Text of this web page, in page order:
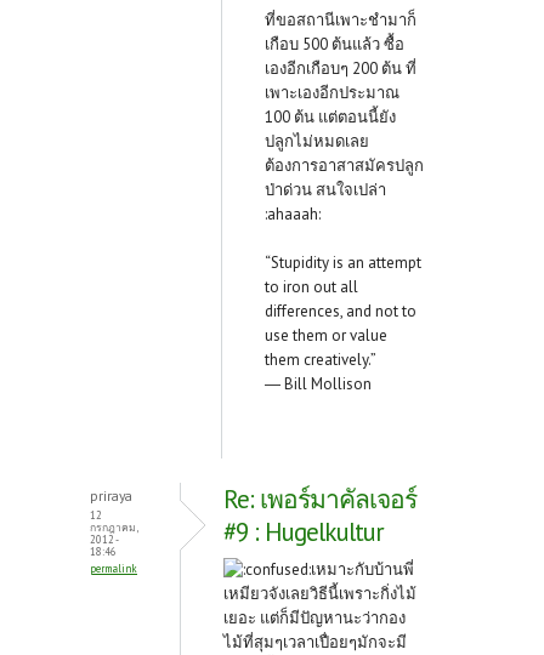
ที่ขอสถานีเพาะชำมาก็
เกือบ 500 ต้นแล้ว ซื้อ
เองอีกเกือบๆ 200 ต้น ที่
เพาะเองอีกประมาณ
100 ต้น แต่ตอนนี้ยัง
ปลูกไม่หมดเลย
ต้องการอาสาสมัครปลูก
ป่าด่วน สนใจเปล่า
:ahaaah:
“Stupidity is an attempt
to iron out all
differences, and not to
use them or value
them creatively.”
― Bill Mollison
priraya
12
กรกฎาคม,
2012 -
18:46
permalink
Re: เพอร์มาคัลเจอร์
#9 : Hugelkultur
เหมาะกับบ้านพี่
เหมียวจังเลยวิธีนี้เพราะกิ่งไม้
เยอะ แต่ก็มีปัญหานะว่ากอง
ไม้ที่สุมๆเวลาเปื่อยๆมักจะมี